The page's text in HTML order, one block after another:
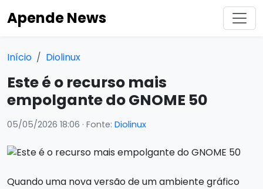
Apende News
Início Diolinux
Este é o recurso mais
empolgante do GNOME 50
05/05/2026 18:06 · Fonte: Diolinux
Quando uma nova versão de um ambiente gráfico